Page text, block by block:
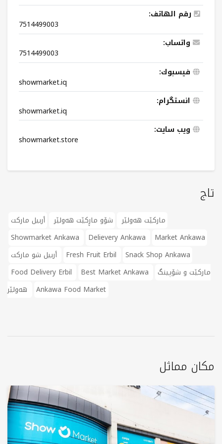
رقم الهاتف:
7514499003
واتساب:
7514499003
فيسبوك:
showmarket.iq
انستگرام:
showmarket.iq
ویب سایت:
showmarket.store
تاج
مارکێت هەولێر شۆو ماڕکێت هەولێر
أربيل ماركت
Showmarket Ankawa
Delievery Ankawa
Market Ankawa
أربيل شو ماركت
Fresh Fruit Erbil
Snack Shop Ankawa
Food Delivery Erbil
Best Market Ankawa
ماركێت و شۆپینگ
Ankawa Food Market
مكان مماثل